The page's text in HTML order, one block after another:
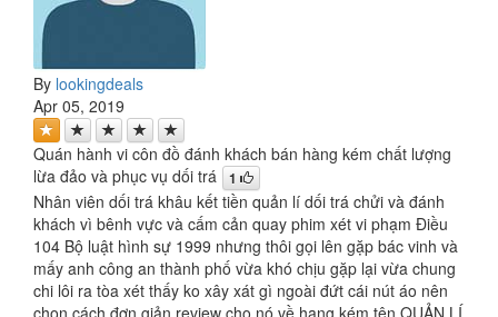
By lookingdeals
Apr 05, 2019
Quán hành vi côn đồ đánh khách bán hàng kém chất lượng
lừa đảo và phục vụ dối trá
1
Nhân viên dối trá khâu kết tiền quản lí dối trá chửi và đánh
khách vì bênh vực và cấm cản quay phim xét vi phạm Điều
104 Bộ luật hình sự 1999 nhưng thôi gọi lên gặp bác vinh và
mấy anh công an thành phố vừa khó chịu gặp lại vừa chung
chi lôi ra tòa xét thấy ko xây xát gì ngoài đứt cái nút áo nên